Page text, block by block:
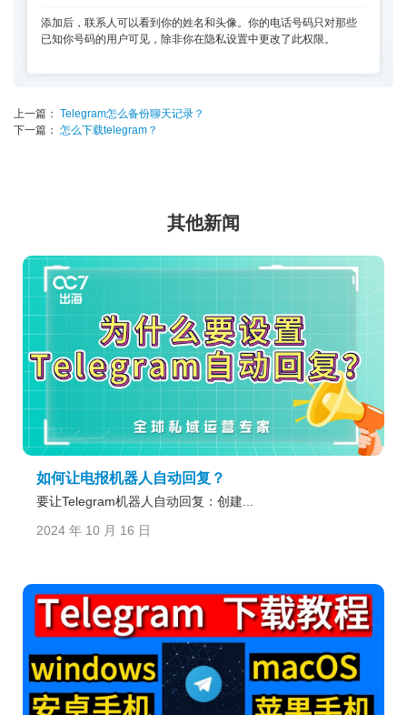
添加后，联系人可以看到你的姓名和头像。你的电话号码只对那些
已知你号码的用户可见，除非你在隐私设置中更改了此权限。
上一篇： Telegram怎么备份聊天记录？
下一篇： 怎么下载telegram？
其他新闻
如何让电报机器人自动回复？
要让Telegram机器人自动回复：创建...
2024 年 10 月 16 日